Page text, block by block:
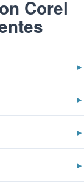
Corel
▶
▶
▶
▶